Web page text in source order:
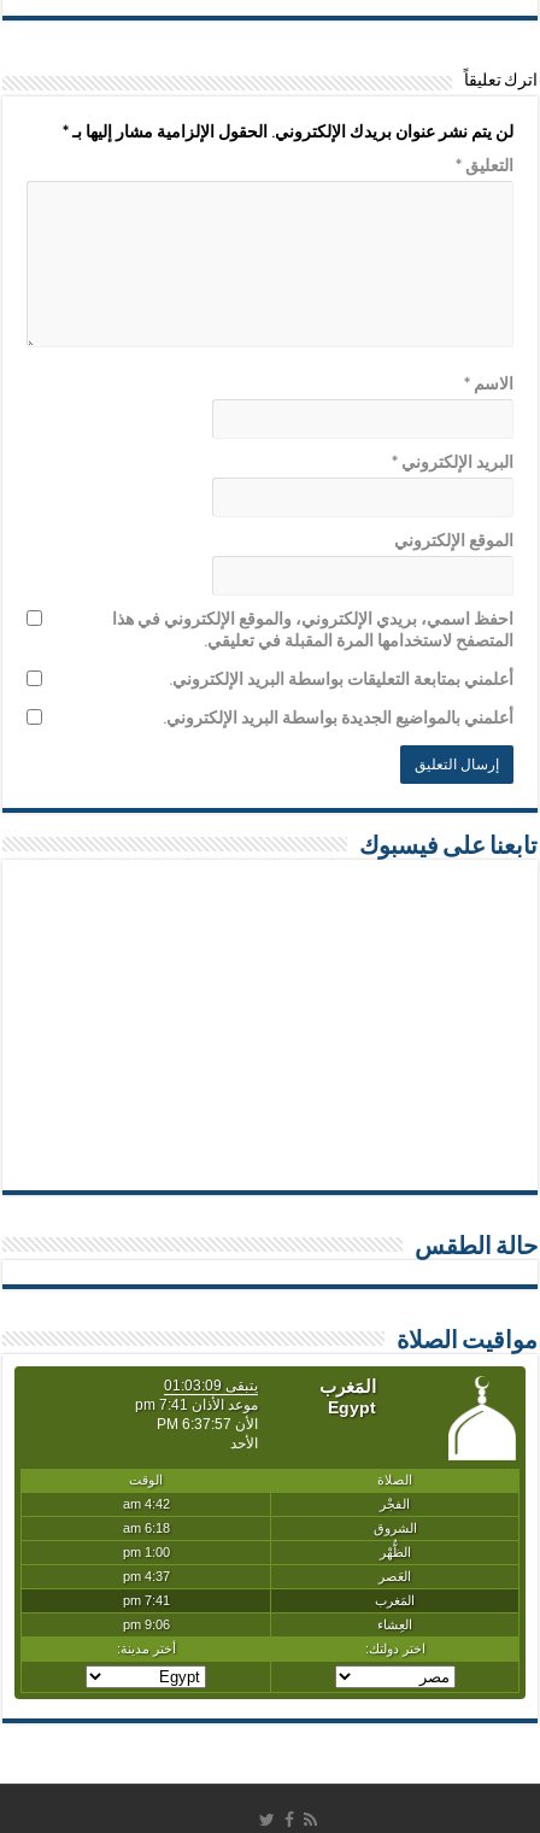
اترك تعليقاً
لن يتم نشر عنوان بريدك الإلكتروني. الحقول الإلزامية مشار إليها بـ*
التعليق*
الاسم*
البريد الإلكتروني*
الموقع الإلكتروني
احفظ اسمي، بريدي الإلكتروني، والموقع الإلكتروني في هذا
المتصفح لاستخدامها المرة المقبلة في تعليقي.
أعلمني بمتابعة التعليقات بواسطة البريد الإلكتروني.
أعلمني بالمواضيع الجديدة بواسطة البريد الإلكتروني.
تابعنا على فيسبوك
حالة الطقس
مواقيت الصلاة